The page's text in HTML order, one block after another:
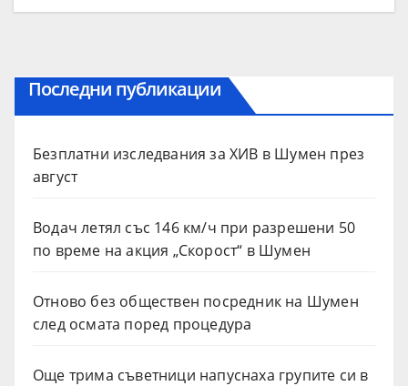
Последни публикации
Безплатни изследвания за ХИВ в Шумен през
август
Водач летял със 146 км/ч при разрешени 50
по време на акция „Скорост“ в Шумен
Отново без обществен посредник на Шумен
след осмата поред процедура
Още трима съветници напуснаха групите си в